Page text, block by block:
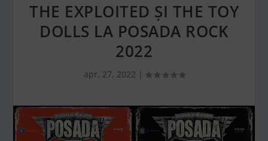
THE EXPLOITED ȘI THE TOY
DOLLS LA POSADA ROCK
2022
apr. 27, 2022 |